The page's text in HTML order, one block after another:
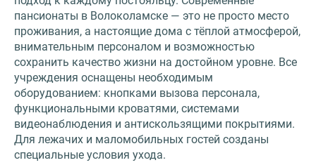
пансионаты в Волоколамске — это не просто место
проживания, а настоящие дома с тёплой атмосферой,
внимательным персоналом и возможностью
сохранить качество жизни на достойном уровне. Все
учреждения оснащены необходимым
оборудованием: кнопками вызова персонала,
функциональными кроватями, системами
видеонаблюдения и антискользящими покрытиями.
Для лежачих и маломобильных гостей созданы
специальные условия ухода.